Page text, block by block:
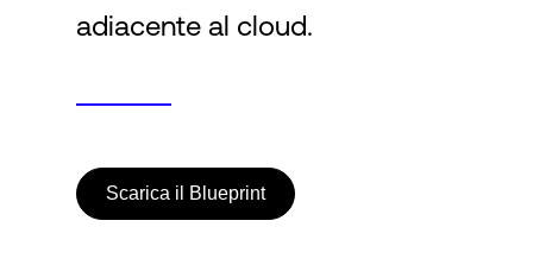
adiacente al cloud.
Scarica il Blueprint